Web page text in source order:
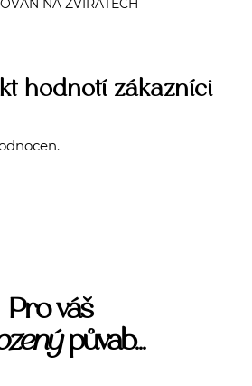
hodnotí zákazníci
Pro váš
půvab...